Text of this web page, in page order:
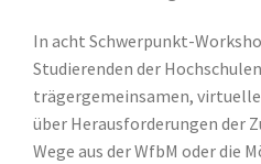
In acht Schwerpunkt-
Studierenden der
trägergemeinsamen,
über Herausforderungen der
Wege aus der WfbM oder die